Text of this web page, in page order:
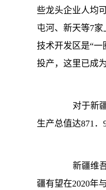
些龙头企业人均
屯河、新天等7
技术开发区是“
投产，这里已成
对于新疆
生产总值达871．
新疆维吾
疆有望在2020年